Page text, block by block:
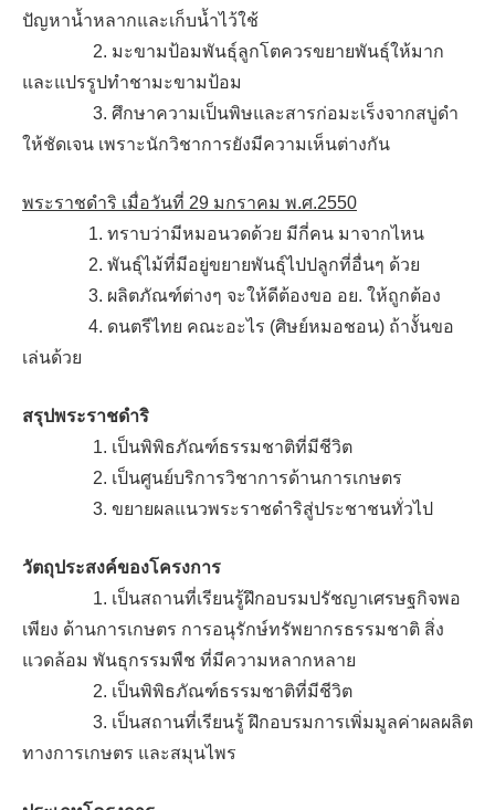
ปัญหาน้ำหลากและเก็บน้ำไว้ใช้
2. มะขามป้อมพันธุ์ลูกโตควรขยายพันธุ์ให้มาก
และแปรรูปทำชามะขามป้อม
3. ศึกษาความเป็นพิษและสารก่อมะเร็งจากสบู่ดำ
ให้ชัดเจน เพราะนักวิชาการยังมีความเห็นต่างกัน
พระราชดำริ เมื่อวันที่ 29 มกราคม พ.ศ.2550
1. ทราบว่ามีหมอนวดด้วย มีกี่คน มาจากไหน
2. พันธุ์ไม้ที่มีอยู่ขยายพันธุ์ไปปลูกที่อื่นๆ ด้วย
3. ผลิตภัณฑ์ต่างๆ จะให้ดีต้องขอ อย. ให้ถูกต้อง
4. ดนตรีไทย คณะอะไร (ศิษย์หมอชอน) ถ้างั้นขอ
เล่นด้วย
สรุปพระราชดำริ
1. เป็นพิพิธภัณฑ์ธรรมชาติที่มีชีวิต
2. เป็นศูนย์บริการวิชาการด้านการเกษตร
3. ขยายผลแนวพระราชดำริสู่ประชาชนทั่วไป
วัตถุประสงค์ของโครงการ
1. เป็นสถานที่เรียนรู้ฝึกอบรมปรัชญาเศรษฐกิจพอ
เพียง ด้านการเกษตร การอนุรักษ์ทรัพยากรธรรมชาติ สิ่ง
แวดล้อม พันธุกรรมพืช ที่มีความหลากหลาย
2. เป็นพิพิธภัณฑ์ธรรมชาติที่มีชีวิต
3. เป็นสถานที่เรียนรู้ ฝึกอบรมการเพิ่มมูลค่าผลผลิต
ทางการเกษตร และสมุนไพร